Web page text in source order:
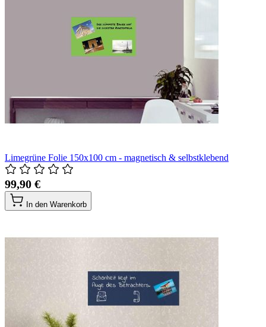
Limegrüne Folie 150x100 cm - magnetisch & selbstklebend
99,90 €
In den Warenkorb